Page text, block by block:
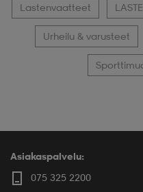
Lastenvaatteet
Urheilu & varusteet
Asiakaspalvelu:
075 325 2200